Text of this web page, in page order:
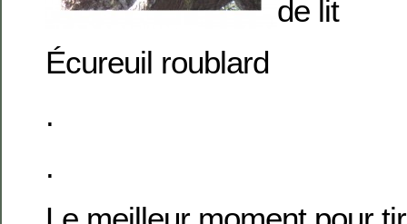
de lit
Écureuil roublard
.
.